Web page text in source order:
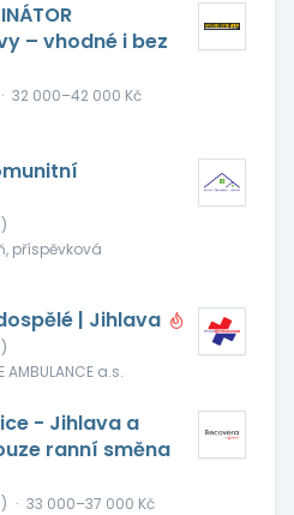
– vhodné i bez
· 32 000–42 000 Kč
příspěvková
| Jihlava
AMBULANCE a.s.
- Jihlava a
ranní směna
· 33 000–37 000 Kč